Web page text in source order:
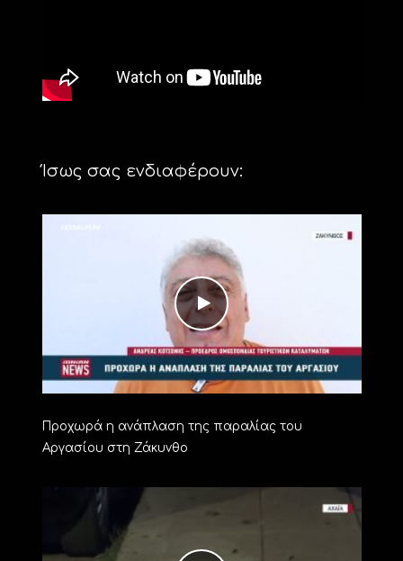
Ίσως σας ενδιαφέρουν:
Προχωρά η ανάπλαση της παραλίας του
Αργασίου στη Ζάκυνθο